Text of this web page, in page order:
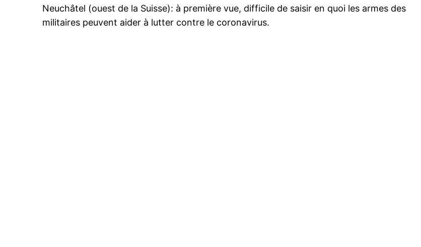
Neuchâtel (ouest de la Suisse): à première vue, difficile de saisir en quoi les armes des
militaires peuvent aider à lutter contre le coronavirus.